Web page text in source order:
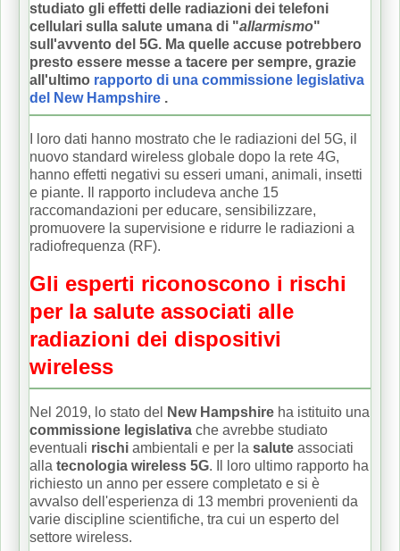
studiato gli effetti delle radiazioni dei telefoni
cellulari sulla salute umana di "allarmismo"
sull'avvento del 5G. Ma quelle accuse potrebbero
presto essere messe a tacere per sempre, grazie
all'ultimo rapporto di una commissione legislativa
del New Hampshire .
I loro dati hanno mostrato che le radiazioni del 5G, il
nuovo standard wireless globale dopo la rete 4G,
hanno effetti negativi su esseri umani, animali, insetti
e piante.
Il rapporto includeva anche 15
raccomandazioni per educare, sensibilizzare,
promuovere la supervisione e ridurre le radiazioni a
radiofrequenza (RF).
Gli esperti riconoscono i rischi
per la salute associati alle
radiazioni dei dispositivi
wireless
Nel 2019, lo stato del New Hampshire ha istituito una
commissione legislativa che avrebbe studiato
eventuali rischi ambientali e per la salute associati
alla tecnologia wireless 5G.
Il loro ultimo rapporto ha
richiesto un anno per essere completato e si è
avvalso dell'esperienza di 13 membri provenienti da
varie discipline scientifiche, tra cui un esperto del
settore wireless.